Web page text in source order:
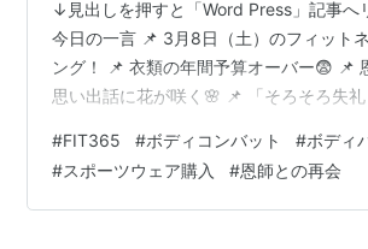
↓見出しを押すと「Word Press」記事へ
今日の一言 📌 3月8日（土）のフィット
ング！ 📌 衣類の年間予算オーバー😨 📌
思い出話に花が咲く🌸 📌 「そろそろ失
た…！ 📌 卒業アルバムと貴重な写真を交
オジサンの家計簿 レコーディングダイエ
と体脂肪率 昨日の摂取カロリー 体重推
#FIT365 #ボディコンバット #ボディ
#スポーツウェア購入 #恩師との再会